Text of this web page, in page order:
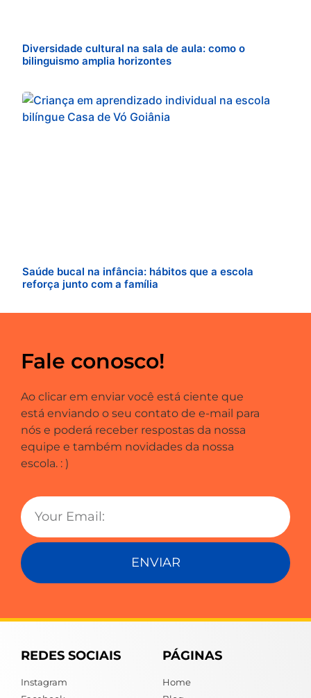
Diversidade cultural na sala de aula: como o
bilinguismo amplia horizontes
Saúde bucal na infância: hábitos que a escola
reforça junto com a família
Fale conosco!
Ao clicar em enviar você está ciente que
está enviando o seu contato de e-mail para
nós e poderá receber respostas da nossa
equipe e também novidades da nossa
escola. : )
ENVIAR
REDES SOCIAIS
Instagram
PÁGINAS
Home